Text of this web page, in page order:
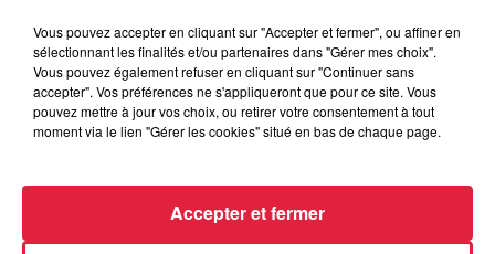
À Hoerdt, de l’eau brune sort des robinets
Vous pouvez accepter en cliquant sur "Accepter et fermer", ou affiner en
sélectionnant les finalités et/ou partenaires dans "Gérer mes choix".
Vous pouvez également refuser en cliquant sur "Continuer sans
accepter". Vos préférences ne s'appliqueront que pour ce site. Vous
pouvez mettre à jour vos choix, ou retirer votre consentement à tout
moment via le lien "Gérer les cookies" situé en bas de chaque page.
Accepter et fermer